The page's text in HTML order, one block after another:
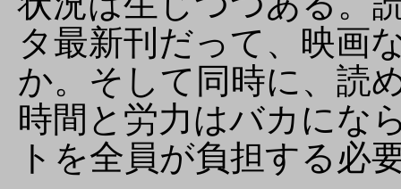
タ最新刊だって、映画
か。そして同時に、読
時間と労力はバカにな
トを全員が負担する必